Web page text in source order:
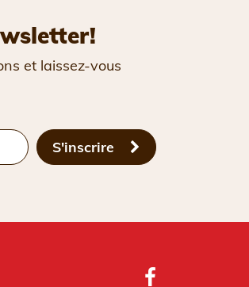
et laissez-vous
S'inscrire